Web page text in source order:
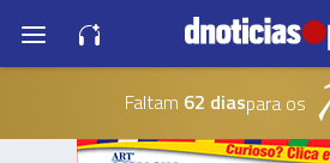
Faltam 62 diaspara os